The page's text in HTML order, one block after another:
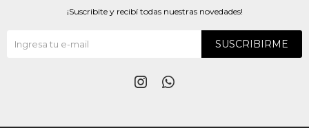
¡Suscribite y recibí todas nuestras novedades!
SUSCRIBIRME
 